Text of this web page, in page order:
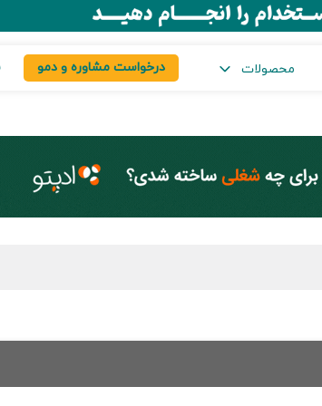
محصولات درخواست مشاوره و دمو